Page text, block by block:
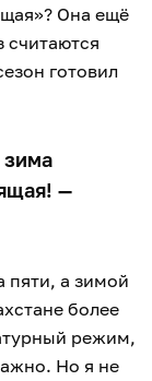
Она ещё
считаются
готовил
зима
—
пяти, а зимой
более
режим,
Но я не